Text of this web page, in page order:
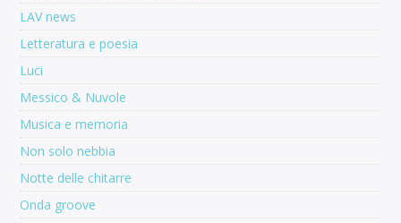
LAV news
Letteratura e poesia
Luci
Messico & Nuvole
Musica e memoria
Non solo nebbia
Notte delle chitarre
Onda groove